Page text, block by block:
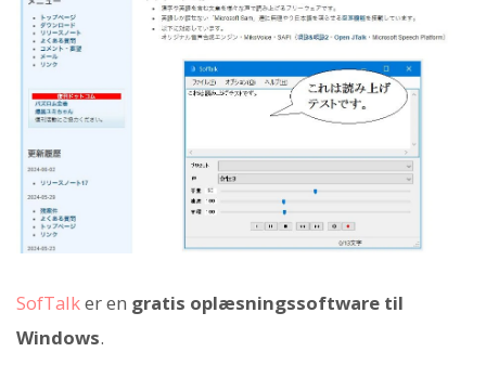
SofTalker en gratis oplæsningssoftware til
Windows.